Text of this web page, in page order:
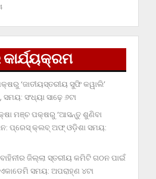
‘ଜାତୀୟସ୍ତରୀୟ ସୁଫି କୱାଲି’
ସଂଧ୍ୟା ସାଢ଼େ ୬ଟା
ମଞ୍ଚ ପକ୍ଷରୁ ‘ଆସନ୍ତୁ ଶୁଣିବା
ପ୍ରେସ୍‌ କ୍ଲବ୍‌ ଅଫ୍‌ ଓଡ଼ିଶା ସମୟ:
ଜିଲ୍ଲା ସ୍ତରୀୟ କମିଟି ଗଠନ ପାଇଁ
ଏକାଡେମି ସମୟ: ଅପରାହ୍‌ଣ ୪ଟା